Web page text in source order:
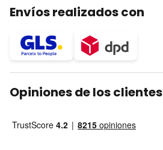
Envíos realizados con
Opiniones de los clientes